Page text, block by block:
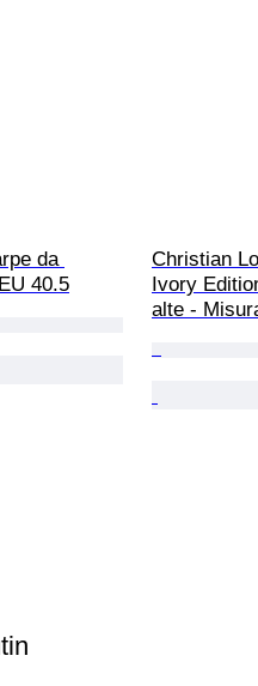
da
40.5
Christian
Ivory
alte -